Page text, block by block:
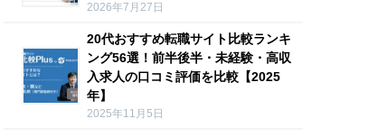
2026年7月27日
20代おすすめ転職サイト比較ランキ
ング56選！前半後半・未経験・高収
入求人の口コミ評価を比較【2025
年】
2025年11月5日